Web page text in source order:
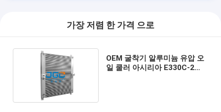
가장 저렴 한 가격 으로
OEM 굴착기 알루미늄 유압 오
일 쿨러 아시리아 E330C-2